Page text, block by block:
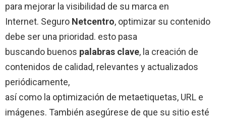
para mejorar la visibilidad de su marca en
Internet. Seguro Netcentro, optimizar su contenido
debe ser una prioridad. esto pasa
buscando buenos palabras clave, la creación de
contenidos de calidad, relevantes y actualizados
periódicamente,
así como la optimización de metaetiquetas, URL e
imágenes. También asegúrese de que su sitio esté